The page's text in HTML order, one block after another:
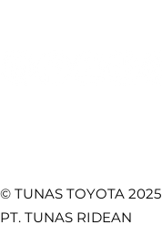
© TUNAS TOYOTA 2025
PT. TUNAS RIDEAN